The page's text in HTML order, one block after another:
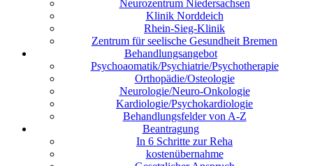
Neurozentrum Niedersachsen
Klinik Norddeich
Rhein-Sieg-Klinik
Zentrum für seelische Gesundheit Bremen
Behandlungsangebot
Psychoaomatik/Psychiatrie/Psychotherapie
Orthopädie/Osteologie
Neurologie/Neuro-Onkologie
Kardiologie/Psychokardiologie
Behandlungsfelder von A-Z
Beantragung
In 6 Schritte zur Reha
kostenübernahme